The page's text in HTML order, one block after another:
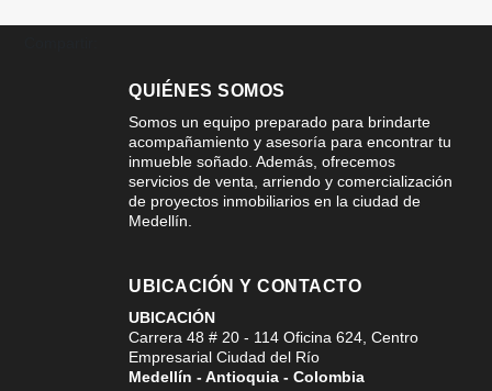
QUIÉNES SOMOS
Somos un equipo preparado para brindarte
acompañamiento y asesoría para encontrar tu
inmueble soñado. Además, ofrecemos
servicios de venta, arriendo y comercialización
de proyectos inmobiliarios en la ciudad de
Medellín.
UBICACIÓN Y CONTACTO
UBICACIÓN
Carrera 48 # 20 - 114 Oficina 624, Centro
Empresarial Ciudad del Río
Medellín - Antioquia - Colombia